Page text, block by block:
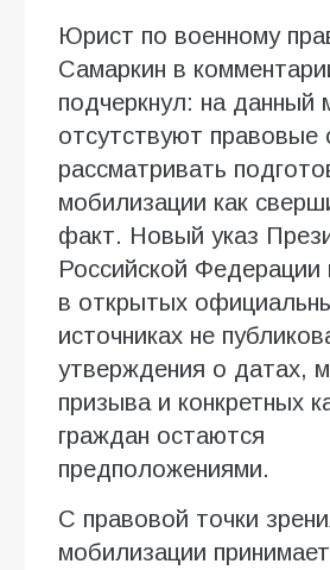
Юрист по военному
Самаркин в
подчеркнул: на данный
отсутствуют правовые
рассматривать
мобилизации как
факт. Новый указ
Российской Федерации
в открытых
источниках не
утверждения о датах,
призыва и конкретных
граждан остаются
предположениями.
С правовой точки
мобилизации